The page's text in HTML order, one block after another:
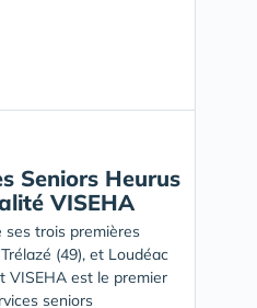
Seniors Heurus
VISEHA
ses trois premières
(49), et Loudéac
VISEHA est le premier
seniors